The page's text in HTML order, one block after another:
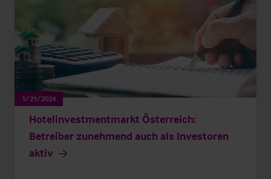
1/21/2024
Hotelinvestmentmarkt Österreich:
Betreiber zunehmend auch als Investoren
aktiv